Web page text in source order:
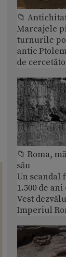
📁
Marcajele
turnurile
antic
de
📁 Roma,
său
Un scandal
1.500 de
Vest
Imperiul